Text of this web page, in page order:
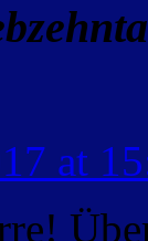
at